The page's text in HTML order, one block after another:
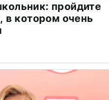
пройдите
в котором очень